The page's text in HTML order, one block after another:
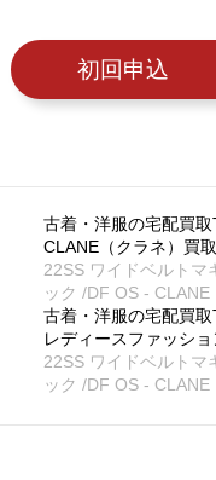
初回申込
古着・洋服の宅配買取
CLANE（クラネ）買取
22SS ワイドベルトマ
ック /DF OS - CLANE
古着・洋服の宅配買取
レディースファッショ
22SS ワイドベルトマ
ック /DF OS - CLANE